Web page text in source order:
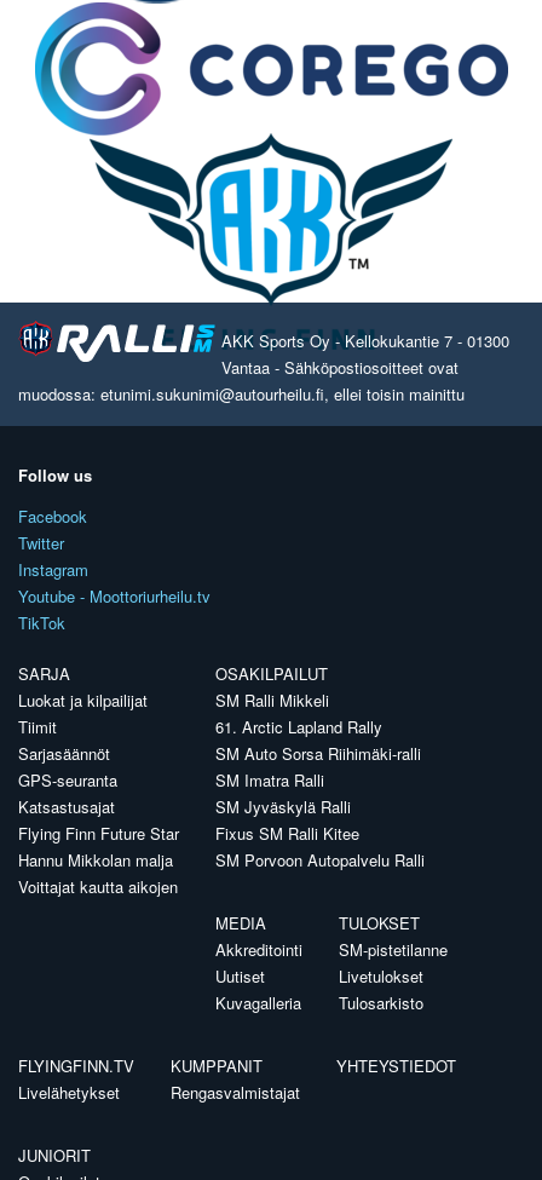
AKK Sports Oy - Kellokukantie 7 - 01300
Vantaa - Sähköpostiosoitteet ovat
muodossa: etunimi.sukunimi@autourheilu.fi, ellei toisin mainittu
Follow us
Facebook
Twitter
Instagram
Youtube - Moottoriurheilu.tv
TikTok
SARJA
Luokat ja kilpailijat
Tiimit
Sarjasäännöt
GPS-seuranta
Katsastusajat
Flying Finn Future Star
Hannu Mikkolan malja
Voittajat kautta aikojen
OSAKILPAILUT
SM Ralli Mikkeli
61. Arctic Lapland Rally
SM Auto Sorsa Riihimäki-ralli
SM Imatra Ralli
SM Jyväskylä Ralli
Fixus SM Ralli Kitee
SM Porvoon Autopalvelu Ralli
MEDIA
Akkreditointi
Uutiset
Kuvagalleria
TULOKSET
SM-pistetilanne
Livetulokset
Tulosarkisto
FLYINGFINN.TV
Livelähetykset
KUMPPANIT
Rengasvalmistajat
YHTEYSTIEDOT
JUNIORIT